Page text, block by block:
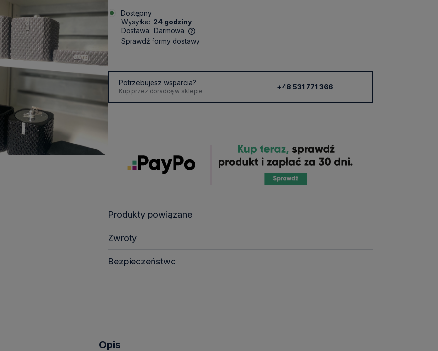
Dostępny
Wysyłka: 24 godziny
Dostawa: Darmowa
Cena nie zawiera ewentualnych
kosztów płatności
sprawdź formy dostawy
Potrzebujesz wsparcia?
Kup przez doradcę w sklepie
+48 531 771 366
Produkty powiązane
Zwroty
Bezpieczeństwo
Opis